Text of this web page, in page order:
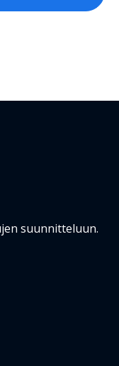
suunnitteluun.